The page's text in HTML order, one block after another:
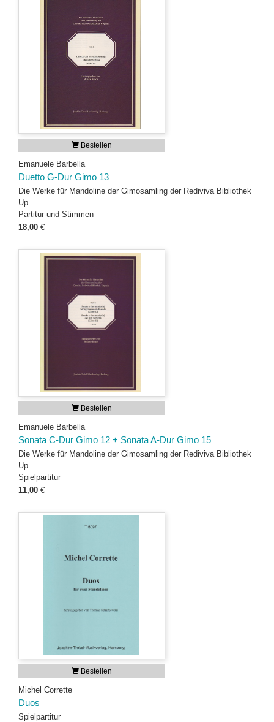
Bestellen
Emanuele Barbella
Duetto G-Dur Gimo 13
Die Werke für Mandoline der Gimosamling der Rediviva Bibliothek
Up
Partitur und Stimmen
18,00 €
Bestellen
Emanuele Barbella
Sonata C-Dur Gimo 12 + Sonata A-Dur Gimo 15
Die Werke für Mandoline der Gimosamling der Rediviva Bibliothek
Up
Spielpartitur
11,00 €
Bestellen
Michel Corrette
Duos
Spielpartitur